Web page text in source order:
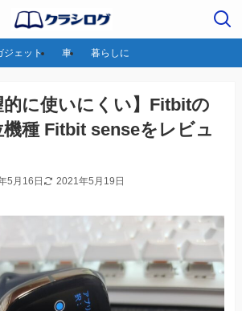
ジェット 車 暮らしに
的に使いにくい】Fitbitの
機種 Fitbit senseをレビュ
5月16日 2021年5月19日